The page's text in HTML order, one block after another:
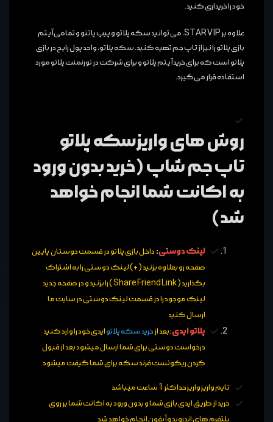
خود را خریداری کنید.
علاوه بر STAR VIP، می‌ توانید سکه پلاتو و پیپ پاتنو و تمامی آیتم
بازی پلاتو را نیز از تاپ جم تهیه کنید. سکه پلاتو، واحد پول رایج در بازی
پلاتو است که برای خرید آیتم پلاتو و برای شرکت در تورنمنت پلاتو مورد
استفاده قرار می‌گیرد.
روش های واریز سکه پلاتو
تاپ جم شاپ (خرید بدون ورود
به اکانت شما انجام خواهد
شد)
لینک دوستی: داخل بازی پلاتو در قسمت دوستان پایین
صفحه رو بعلاوه بزنید (+) لینک دوستی را به اشتراک
بگذارید ( Share Friend Link ) را بزنید و در صفحه جدید
لینک موجود را در قسمت لینک دوستی در سایت ما
ارسال کنید
پلاتو ایدی:بعد ازخرید سکه پلاتوایدی خود را وارد کنید
درخواست دوستی برای شما ارسال میشود بعد از قبول
کردن ریکوئست فرند سکه برای شما گیفت میشود
تایم واریز واریز حداکثر 1 ساعت میباشد
خرید از طریق ایدی بازی شما و بدون ورود به اکانت شما بر روی
پلتفرم های اندروید و آیفون انجام خواهد شد